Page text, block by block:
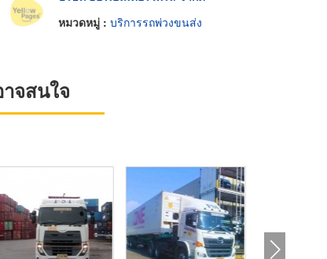
หมวดหมู่ : บริการรถพ่วงขนส่ง
จสนใจ